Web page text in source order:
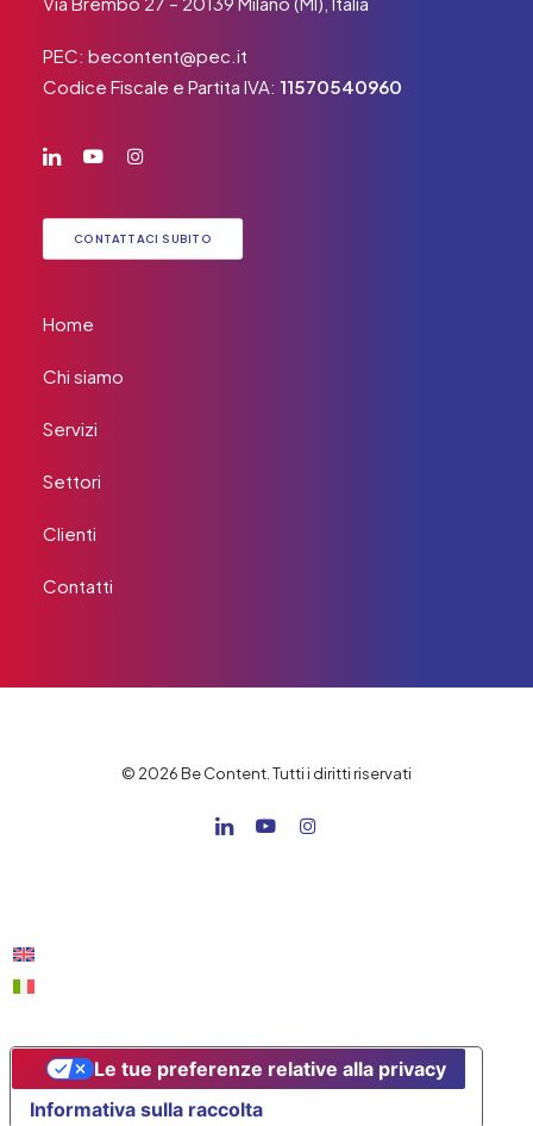
PEC: becontent@pec.it
Codice Fiscale e Partita IVA: 11570540960
CONTATTACI SUBITO
Home
Chi siamo
Servizi
Settori
Clienti
Contatti
© 2026 Be Content. Tutti i diritti riservati
Informativa sulla raccolta
Le tue preferenze relative alla privacy